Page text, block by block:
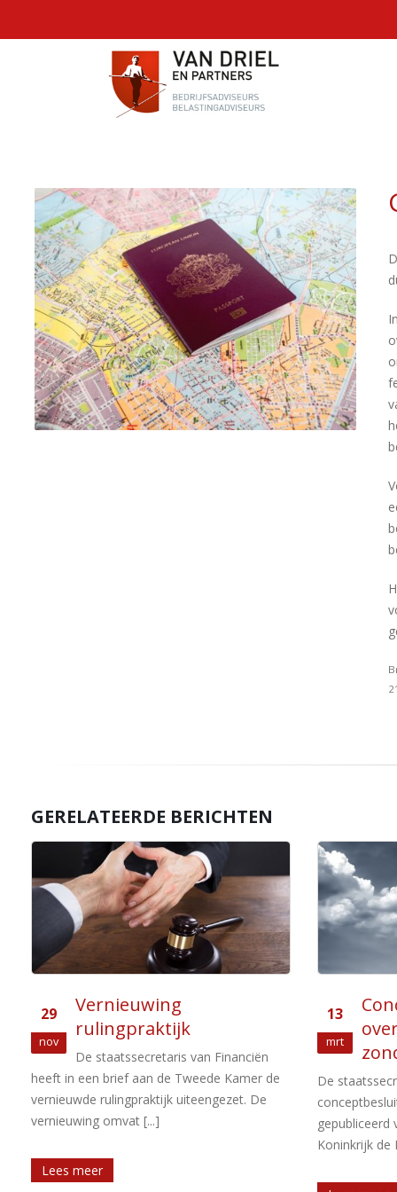
GERELATEERDE BERICHTEN
13
mrt
Conceptbesluit
overgangsrecht Brexit
zonder overeenkomst
De staatssecretaris van Financiën heeft een
conceptbesluit met overgangsrecht
gepubliceerd voor het geval het Verenigd
05
sep
uit
Een in
de jaren